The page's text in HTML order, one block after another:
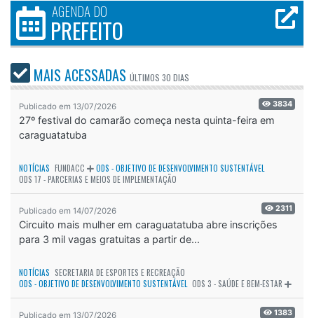
AGENDA DO
PREFEITO
MAIS ACESSADAS ÚLTIMOS 30 DIAS
Publicado em 13/07/2026 3834
27º festival do camarão começa nesta quinta-feira em
caraguatatuba
NOTÍCIAS FUNDACC
ODS - OBJETIVO DE DESENVOLVIMENTO SUSTENTÁVEL
ODS 17 - PARCERIAS E MEIOS DE IMPLEMENTAÇÃO
Publicado em 14/07/2026 2311
Circuito mais mulher em caraguatatuba abre inscrições
para 3 mil vagas gratuitas a partir de...
NOTÍCIAS SECRETARIA DE ESPORTES E RECREAÇÃO
ODS - OBJETIVO DE DESENVOLVIMENTO SUSTENTÁVEL ODS 3 - SAÚDE E BEM-ESTAR
Publicado em 13/07/2026 1383